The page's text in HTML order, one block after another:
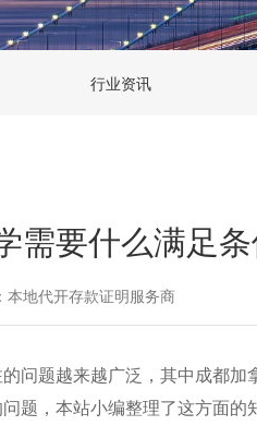
行业资讯
需要什么满足
本地代开存款证明服务商
问题越来越广泛，其中成都
题，本站小编整理了这方面的